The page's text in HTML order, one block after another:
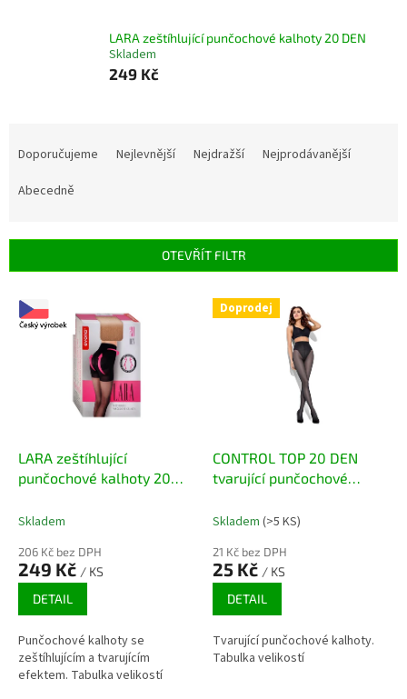
LARA zeštíhlující punčochové kalhoty 20 DEN
Skladem
249 Kč
r
Doporučujeme Nejlevnější Nejdražší
Nejprodávanější
Abecedně
OTEVŘÍT FILTR
LARA zeštíhlující
punčochové kalhoty 20
Skladem
206 Kč bez DPH
249 Kč / KS
DETAIL
Punčochové kalhoty se
zeštíhlujícím a tvarujícím
efektem. Tabulka velikostí
Doprodej
CONTROL TOP 20 DEN
tvarující punčochové
Skladem (>5 KS)
21 Kč bez DPH
25 Kč / KS
DETAIL
Tvarující punčochové kalhoty.
Tabulka velikostí